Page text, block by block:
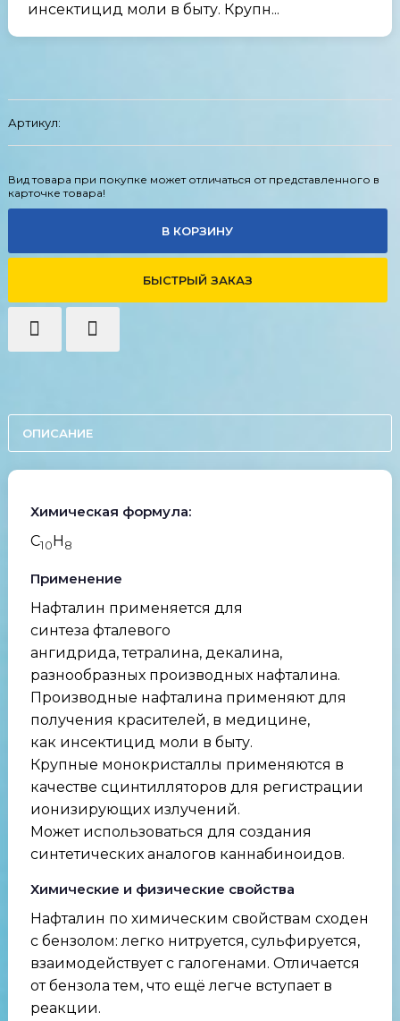
инсектицид моли в быту. Крупн...
Артикул:
Вид товара при покупке может отличаться от представленного в
карточке товара!
В КОРЗИНУ
БЫСТРЫЙ ЗАКАЗ
ОПИСАНИЕ
Химическая формула:
C10H8
Применение
Нафталин применяется для
синтеза фталевого
ангидрида, тетралина, декалина,
разнообразных производных нафталина.
Производные нафталина применяют для
получения красителей, в медицине,
как инсектицид моли в быту.
Крупные монокристаллы применяются в
качестве сцинтилляторов для регистрации
ионизирующих излучений.
Может использоваться для создания
синтетических аналогов каннабиноидов.
Химические и физические свойства
Нафталин по химическим свойствам сходен
с бензолом: легко нитруется, сульфируется,
взаимодействует с галогенами. Отличается
от бензола тем, что ещё легче вступает в
реакции.